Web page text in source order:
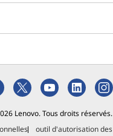
Lenovo. Tous droits réservés.
outil d'autorisation